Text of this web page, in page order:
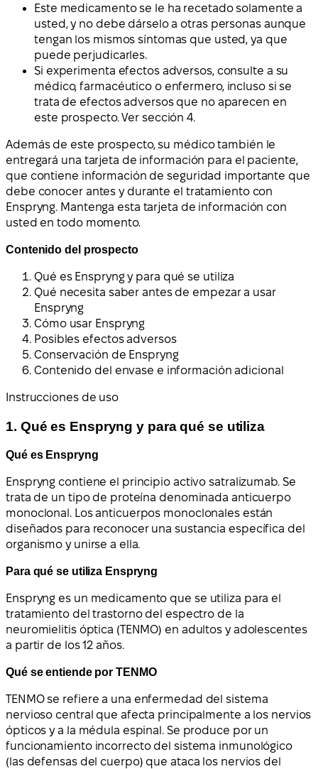
Este medicamento se le ha recetado solamente a
usted, y no debe dárselo a otras personas aunque
tengan los mismos síntomas que usted, ya que
puede perjudicarles.
Si experimenta efectos adversos, consulte a su
médico, farmacéutico o enfermero, incluso si se
trata de efectos adversos que no aparecen en
este prospecto. Ver sección 4.
Además de este prospecto, su médico también le
entregará una tarjeta de información para el paciente,
que contiene información de seguridad importante que
debe conocer antes y durante el tratamiento con
Enspryng. Mantenga esta tarjeta de información con
usted en todo momento.
Contenido del prospecto
Qué es Enspryng y para qué se utiliza
Qué necesita saber antes de empezar a usar
Enspryng
Cómo usar Enspryng
Posibles efectos adversos
Conservación de Enspryng
Contenido del envase e información adicional
Instrucciones de uso
1. Qué es Enspryng y para qué se utiliza
Qué es Enspryng
Enspryng contiene el principio activo satralizumab. Se
trata de un tipo de proteína denominada anticuerpo
monoclonal. Los anticuerpos monoclonales están
diseñados para reconocer una sustancia específica del
organismo y unirse a ella.
Para qué se utiliza Enspryng
Enspryng es un medicamento que se utiliza para el
tratamiento del trastorno del espectro de la
neuromielitis óptica (TENMO) en adultos y adolescentes
a partir de los 12 años.
Qué se entiende por TENMO
TENMO se refiere a una enfermedad del sistema
nervioso central que afecta principalmente a los nervios
ópticos y a la médula espinal. Se produce por un
funcionamiento incorrecto del sistema inmunológico
(las defensas del cuerpo) que ataca los nervios del